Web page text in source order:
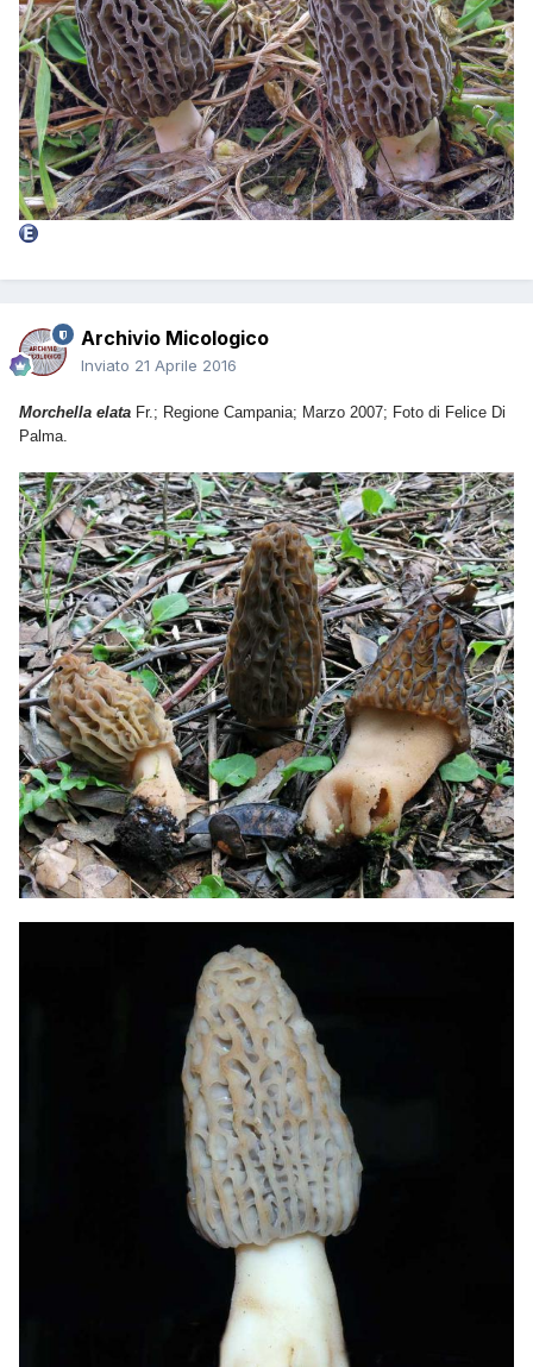
Archivio Micologico
Inviato 21 Aprile 2016
Morchella elata Fr.; Regione Campania; Marzo 2007; Foto di Felice Di
Palma.